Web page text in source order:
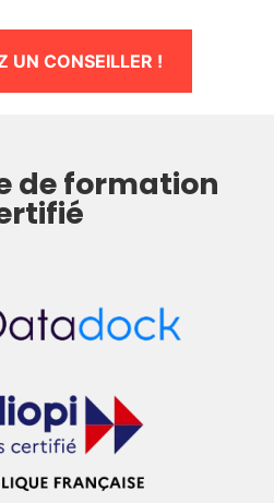
UN CONSEILLER !
de formation